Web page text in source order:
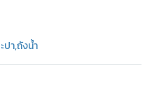
ปา,ถังน้ำ